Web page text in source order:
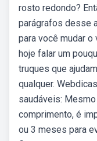
rosto redondo?
parágrafos desse
para você mudar
hoje falar um
truques que
qualquer.
saudáveis:
comprimento, é
ou 3 meses para